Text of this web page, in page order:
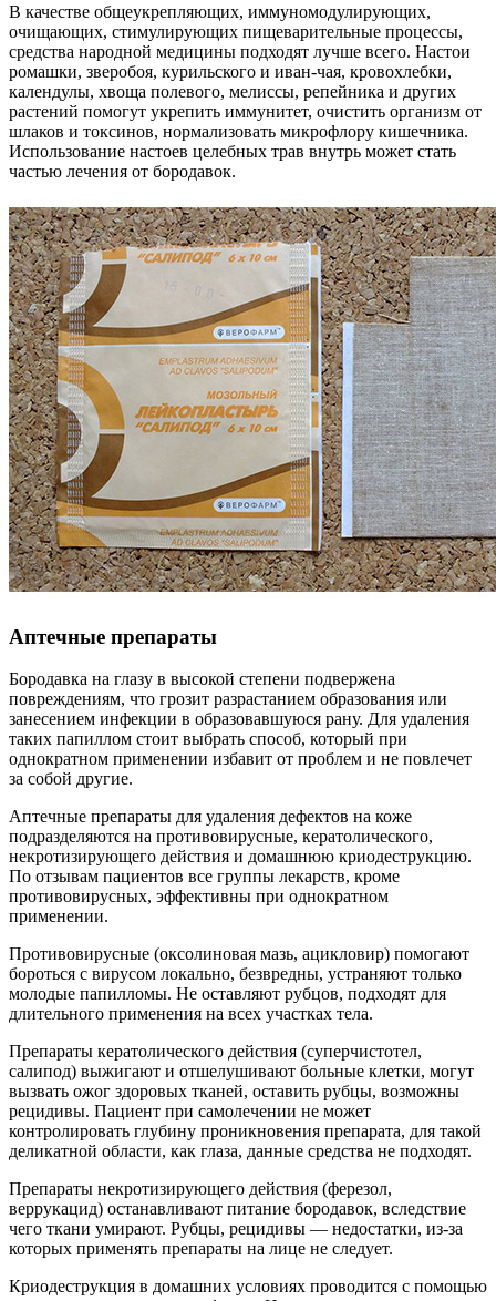
В качестве общеукрепляющих, иммуномодулирующих,
очищающих, стимулирующих пищеварительные процессы,
средства народной медицины подходят лучше всего. Настои
ромашки, зверобоя, курильского и иван-чая, кровохлебки,
календулы, хвоща полевого, мелиссы, репейника и других
растений помогут укрепить иммунитет, очистить организм от
шлаков и токсинов, нормализовать микрофлору кишечника.
Использование настоев целебных трав внутрь может стать
частью лечения от бородавок.
Аптечные препараты
Бородавка на глазу в высокой степени подвержена
повреждениям, что грозит разрастанием образования или
занесением инфекции в образовавшуюся рану. Для удаления
таких папиллом стоит выбрать способ, который при
однократном применении избавит от проблем и не повлечет
за собой другие.
Аптечные препараты для удаления дефектов на коже
подразделяются на противовирусные, кератолического,
некротизирующего действия и домашнюю криодеструкцию.
По отзывам пациентов все группы лекарств, кроме
противовирусных, эффективны при однократном
применении.
Противовирусные (оксолиновая мазь, ацикловир) помогают
бороться с вирусом локально, безвредны, устраняют только
молодые папилломы. Не оставляют рубцов, подходят для
длительного применения на всех участках тела.
Препараты кератолического действия (суперчистотел,
салипод) выжигают и отшелушивают больные клетки, могут
вызвать ожог здоровых тканей, оставить рубцы, возможны
рецидивы. Пациент при самолечении не может
контролировать глубину проникновения препарата, для такой
деликатной области, как глаза, данные средства не подходят.
Препараты некротизирующего действия (ферезол,
веррукацид) останавливают питание бородавок, вследствие
чего ткани умирают. Рубцы, рецидивы — недостатки, из-за
которых применять препараты на лице не следует.
Криодеструкция в домашних условиях проводится с помощью